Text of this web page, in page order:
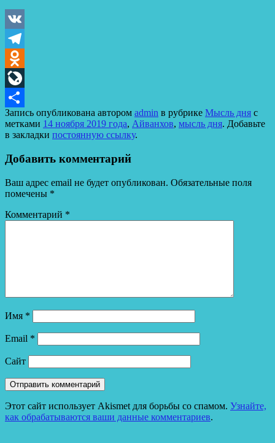
VK
Telegram
Odnoklassniki
LiveJournal
Отправить
Запись опубликована автором admin в рубрике Мысль дня с
метками 14 ноября 2019 года, Айванхов, мысль дня. Добавьте
в закладки постоянную ссылку.
Добавить комментарий
Ваш адрес email не будет опубликован. Обязательные поля
помечены *
Комментарий *
Имя *
Email *
Сайт
Этот сайт использует Akismet для борьбы со спамом. Узнайте,
как обрабатываются ваши данные комментариев.